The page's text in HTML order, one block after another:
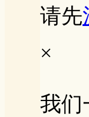
请先
×
我们